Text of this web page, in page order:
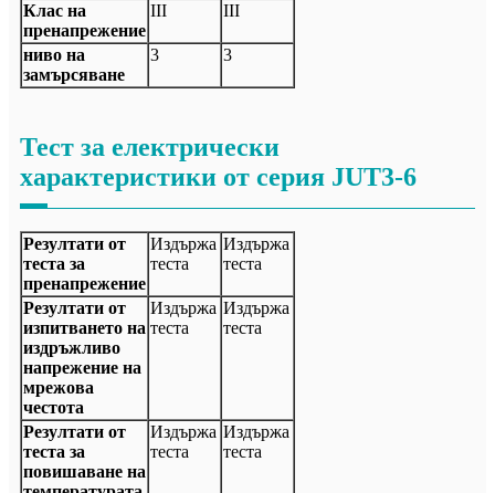
Клас на
пренапрежение
III III
ниво на
замърсяване
3 3
Тест за електрически
характеристики от серия JUT3-6
Резултати от
теста за
пренапрежение
Издържа
теста
Издържа
теста
Резултати от
изпитването на
издръжливо
напрежение на
мрежова
честота
Издържа
теста
Издържа
теста
Резултати от
теста за
повишаване на
Издържа
теста
Издържа
теста